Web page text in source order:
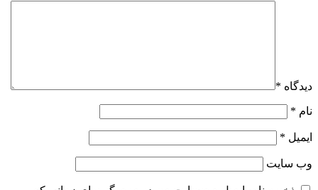
دیدگاه *
نام *
ایمیل *
وب‌ سایت